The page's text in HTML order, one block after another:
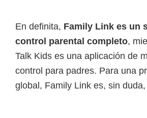
En definita, Family Link es un
control parental completo,
Talk Kids es una aplicación de
control para padres. Para una
global, Family Link es, sin